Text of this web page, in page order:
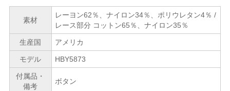
素材
レーヨン62％、ナイロン34％、ポリウレタン4％ /
レース部分 コットン65％、ナイロン35％
生産国 アメリカ
モデル HBY5873
付属品・
備考
ボタン